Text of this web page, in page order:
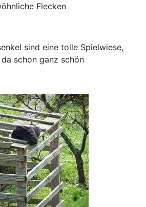
Flecken
sind eine tolle Spielwiese,
schon ganz schön